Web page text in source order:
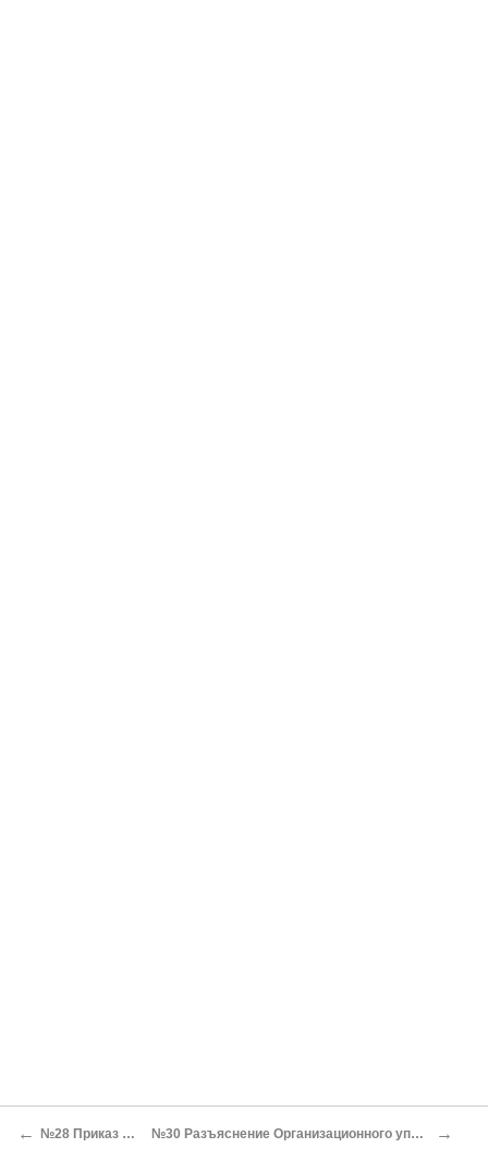
← №28 Приказ № 616 РВС СССР об основах новой системы снабжения в РККА* №30 Разъяснение Организационного управления Штаба РККА начальникам штабов военных округов о порядке работы и формировании при мобилизации из окружного аппарата фронтовых и армейских управлений →